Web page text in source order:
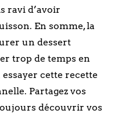
ravi d’avoir
En somme, la
un dessert
trop de temps en
cette recette
Partagez vos
découvrir vos